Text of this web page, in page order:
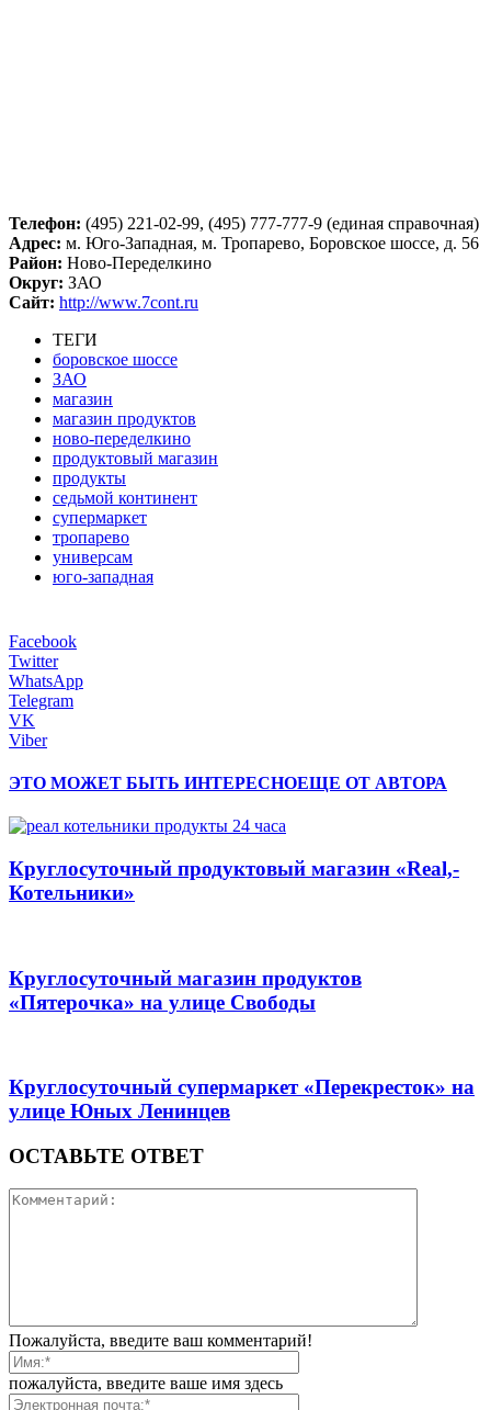
Телефон: (495) 221-02-99, (495) 777-777-9 (единая справочная)
Адрес: м. Юго-Западная, м. Тропарево, Боровское шоссе, д. 56
Район: Ново-Переделкино
Округ: ЗАО
Сайт: http://www.7cont.ru
ТЕГИ
боровское шоссе
ЗАО
магазин
магазин продуктов
ново-переделкино
продуктовый магазин
продукты
седьмой континент
супермаркет
тропарево
универсам
юго-западная
Facebook
Twitter
WhatsApp
Telegram
VK
Viber
ЭТО МОЖЕТ БЫТЬ ИНТЕРЕСНОЕЩЕ ОТ АВТОРА
Круглосуточный продуктовый магазин «Real,-
Котельники»
Круглосуточный магазин продуктов
«Пятерочка» на улице Свободы
Круглосуточный супермаркет «Перекресток» на
улице Юных Ленинцев
ОСТАВЬТЕ ОТВЕТ
Пожалуйста, введите ваш комментарий!
пожалуйста, введите ваше имя здесь